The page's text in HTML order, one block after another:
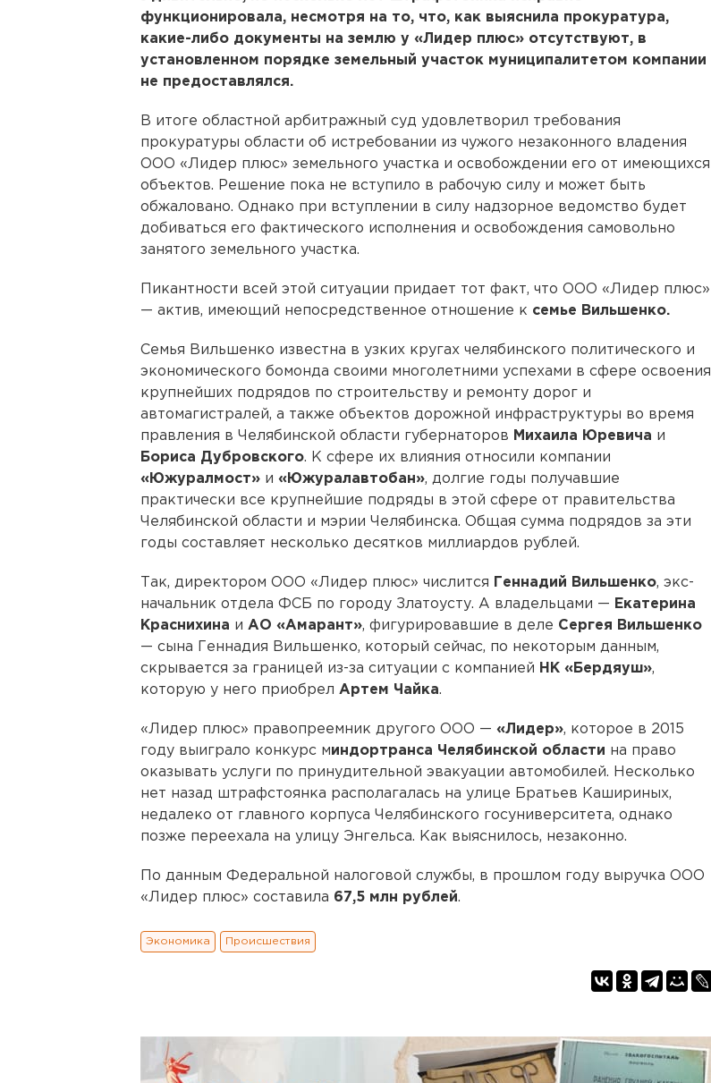
функционировала, несмотря на то, что, как выяснила прокуратура,
какие-либо документы на землю у «Лидер плюс» отсутствуют, в
установленном порядке земельный участок муниципалитетом компании
не предоставлялся.
В итоге областной арбитражный суд удовлетворил требования
прокуратуры области об истребовании из чужого незаконного владения
ООО «Лидер плюс» земельного участка и освобождении его от имеющихся
объектов. Решение пока не вступило в рабочую силу и может быть
обжаловано. Однако при вступлении в силу надзорное ведомство будет
добиваться его фактического исполнения и освобождения самовольно
занятого земельного участка.
Пикантности всей этой ситуации придает тот факт, что ООО «Лидер плюс»
— актив, имеющий непосредственное отношение к семье Вильшенко.
Семья Вильшенко известна в узких кругах челябинского политического и
экономического бомонда своими многолетними успехами в сфере освоения
крупнейших подрядов по строительству и ремонту дорог и
автомагистралей, а также объектов дорожной инфраструктуры во время
правления в Челябинской области губернаторов Михаила Юревича и
Бориса Дубровского. К сфере их влияния относили компании
«Южуралмост» и «Южуралавтобан», долгие годы получавшие
практически все крупнейшие подряды в этой сфере от правительства
Челябинской области и мэрии Челябинска. Общая сумма подрядов за эти
годы составляет несколько десятков миллиардов рублей.
Так, директором ООО «Лидер плюс» числится Геннадий Вильшенко, экс-
начальник отдела ФСБ по городу Златоусту. А владельцами — Екатерина
Краснихина и АО «Амарант», фигурировавшие в деле Сергея Вильшенко
— сына Геннадия Вильшенко, который сейчас, по некоторым данным,
скрывается за границей из-за ситуации с компанией НК «Бердяуш»,
которую у него приобрел Артем Чайка.
«Лидер плюс» правопреемник другого ООО — «Лидер», которое в 2015
году выиграло конкурс миндортранса Челябинской области на право
оказывать услуги по принудительной эвакуации автомобилей. Несколько
нет назад штрафстоянка располагалась на улице Братьев Кашириных,
недалеко от главного корпуса Челябинского госуниверситета, однако
позже переехала на улицу Энгельса. Как выяснилось, незаконно.
По данным Федеральной налоговой службы, в прошлом году выручка ООО
«Лидер плюс» составила 67,5 млн рублей.
Экономика Происшествия